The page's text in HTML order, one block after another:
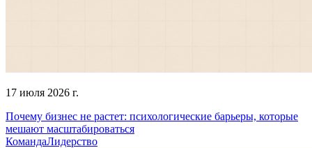
17 июля 2026 г.
Почему бизнес не растет: психологические барьеры, которые
мешают масштабироваться
КомандаЛидерство